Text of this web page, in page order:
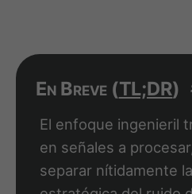
separar nítidamente
datos.
El análisis en el
Acceso anticipado a